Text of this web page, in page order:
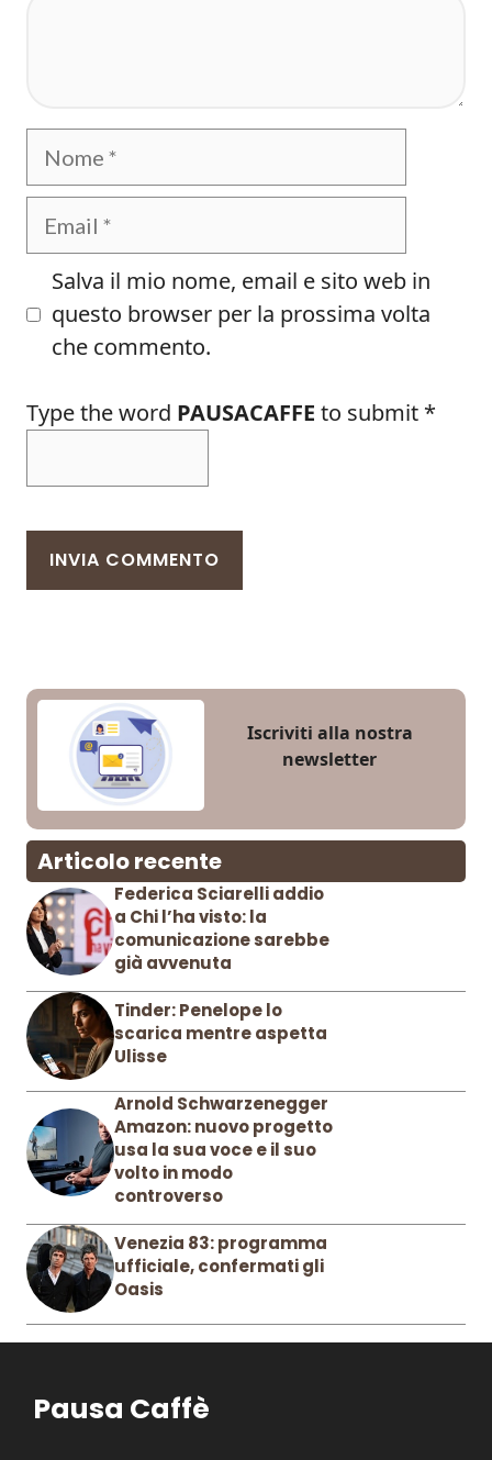
Nome
Email
Salva il mio nome, email e sito web in
questo browser per la prossima volta
che commento.
Type the word PAUSACAFFE to submit *
Iscriviti alla nostra
newsletter
Articolo recente
Federica Sciarelli addio
a Chi l’ha visto: la
comunicazione sarebbe
già avvenuta
Tinder: Penelope lo
scarica mentre aspetta
Ulisse
Arnold Schwarzenegger
Amazon: nuovo progetto
usa la sua voce e il suo
volto in modo
controverso
Venezia 83: programma
ufficiale, confermati gli
Oasis
Pausa Caffè